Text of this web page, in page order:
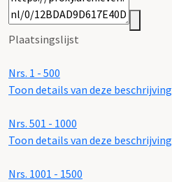
Plaatsingslijst
Nrs. 1 - 500
Toon details van deze beschrijving
Nrs. 501 - 1000
Toon details van deze beschrijving
Nrs. 1001 - 1500